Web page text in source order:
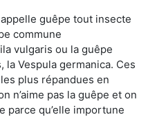
guêpe tout insecte
commune
vulgaris ou la guêpe
la Vespula germanica. Ces
plus répandues en
n’aime pas la guêpe et on
parce qu’elle importune